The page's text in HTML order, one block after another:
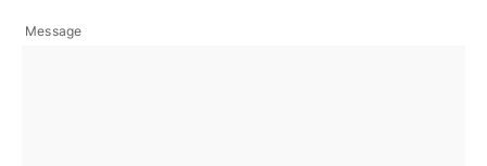
Message